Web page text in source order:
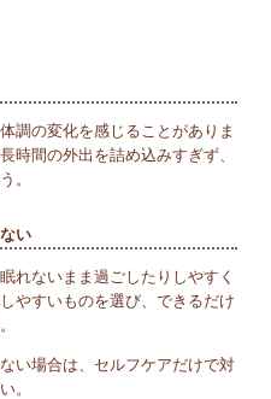
調の変化を感じることがありま
時間の外出を詰め込みすぎず、
。
い
れないまま過ごしたりしやすく
やすいものを選び、できるだけ
い場合は、セルフケアだけで対
。